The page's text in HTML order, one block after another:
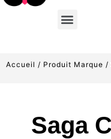
Accueil / Produit Marque /
Saga